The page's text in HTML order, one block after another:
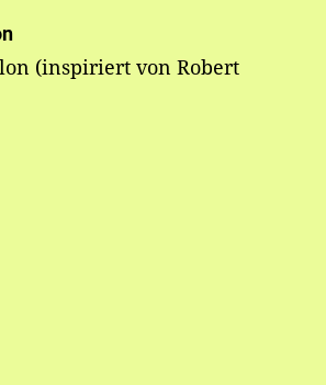
(inspiriert von Robert